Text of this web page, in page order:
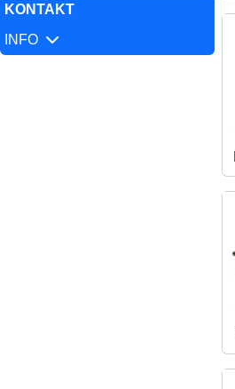
KONTAKT
INFO